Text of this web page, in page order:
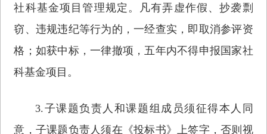
社科基金项目管理规定。凡有弄虚作假、抄袭剽
窃、违规违纪等行为的，一经查实，即取消参评资
格；如获中标，一律撤项，五年内不得申报国家社
科基金项目。
3.子课题负责人和课题组成员须征得本人同
意，子课题负责人须在《投标书》上签字，否则视